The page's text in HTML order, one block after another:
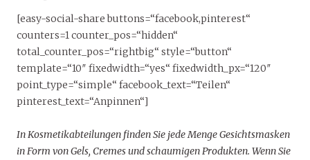
[easy-social-share buttons=“facebook,pinterest“
counters=1 counter_pos=“hidden“
total_counter_pos=“rightbig“ style=“button“
template=“10″ fixedwidth=“yes“ fixedwidth_px=“120″
point_type=“simple“ facebook_text=“Teilen“
pinterest_text=“Anpinnen“]
In Kosmetikabteilungen finden Sie jede Menge Gesichtsmasken
in Form von Gels, Cremes und schaumigen Produkten. Wenn Sie